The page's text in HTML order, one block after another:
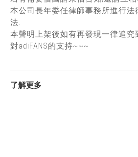
本公司長年委任律師事務所進行法
法.
本聲明上架後如有再發現一律追究
對adiFANS的支持~~~
了解更多